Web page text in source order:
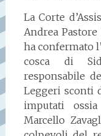
La Corte
Andrea
ha confermato
cosca di
responsabile
Leggeri sconti
imputati
Marcello